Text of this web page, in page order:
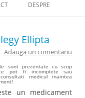
DESPRE
Ellipta
Adauga un comentariu
sunt prezentate cu scop
pot fi incomplete sau
medicul inaintea
un medicament